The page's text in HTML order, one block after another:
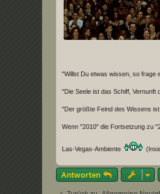
"Willst Du etwas wissen, so frage
"Die Seele ist das Schiff, Vernunft
"Der größte Feind des Wissens
Wenn "2010" die Fortsetzung zu
Las-Vegas-Ambiente
Antworten